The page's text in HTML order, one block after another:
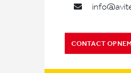
CONTACT